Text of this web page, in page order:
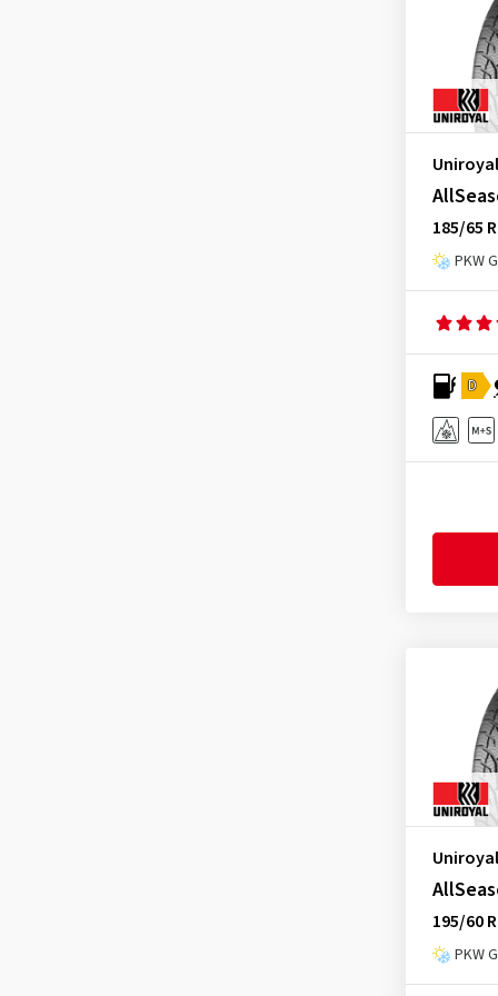
Uniroyal
185/65
PKW
D
Uniroyal
195/60
PKW